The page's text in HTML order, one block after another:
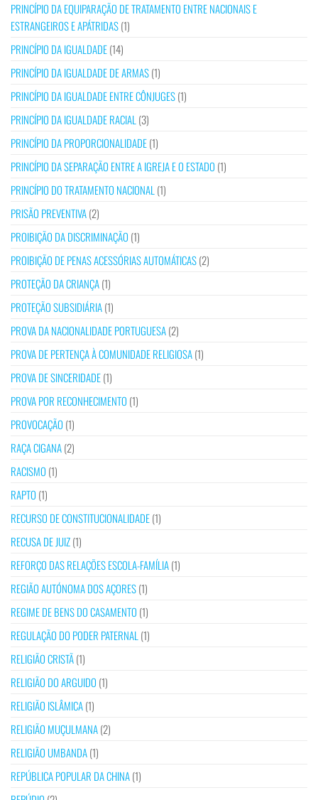
PRINCÍPIO DA EQUIPARAÇÃO DE TRATAMENTO ENTRE NACIONAIS E
ESTRANGEIROS E APÁTRIDAS(1)
PRINCÍPIO DA IGUALDADE(14)
PRINCÍPIO DA IGUALDADE DE ARMAS(1)
PRINCÍPIO DA IGUALDADE ENTRE CÔNJUGES(1)
PRINCÍPIO DA IGUALDADE RACIAL (3)
PRINCÍPIO DA PROPORCIONALIDADE(1)
PRINCÍPIO DA SEPARAÇÃO ENTRE A IGREJA E O ESTADO (1)
PRINCÍPIO DO TRATAMENTO NACIONAL (1)
PRISÃO PREVENTIVA(2)
PROIBIÇÃO DA DISCRIMINAÇÃO (1)
PROIBIÇÃO DE PENAS ACESSÓRIAS AUTOMÁTICAS(2)
PROTEÇÃO DA CRIANÇA(1)
PROTEÇÃO SUBSIDIÁRIA(1)
PROVA DA NACIONALIDADE PORTUGUESA(2)
PROVA DE PERTENÇA À COMUNIDADE RELIGIOSA(1)
PROVA DE SINCERIDADE(1)
PROVA POR RECONHECIMENTO (1)
PROVOCAÇÃO (1)
RAÇA CIGANA(2)
RACISMO (1)
RAPTO (1)
RECURSO DE CONSTITUCIONALIDADE(1)
RECUSA DE JUIZ(1)
REFORÇO DAS RELAÇÕES ESCOLA-FAMÍLIA(1)
REGIÃO AUTÓNOMA DOS AÇORES(1)
REGIME DE BENS DO CASAMENTO (1)
REGULAÇÃO DO PODER PATERNAL (1)
RELIGIÃO CRISTÃ(1)
RELIGIÃO DO ARGUIDO (1)
RELIGIÃO ISLÂMICA(1)
RELIGIÃO MUÇULMANA(2)
RELIGIÃO UMBANDA(1)
REPÚBLICA POPULAR DA CHINA(1)